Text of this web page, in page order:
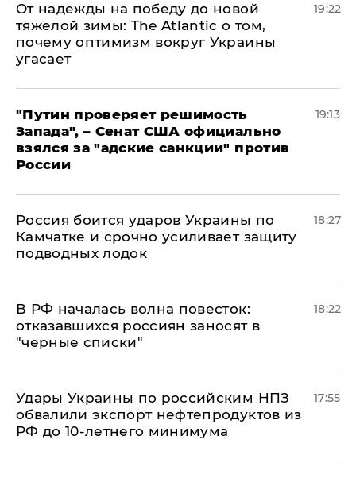
От надежды на победу до новой
тяжелой зимы: The Atlantic о том,
почему оптимизм вокруг Украины
угасает
19:22
"Путин проверяет решимость
Запада", – Сенат США официально
взялся за "адские санкции" против
России
19:13
Россия боится ударов Украины по
Камчатке и срочно усиливает защиту
подводных лодок
18:27
​В РФ началась волна повесток:
отказавшихся россиян заносят в
"черные списки"
18:22
Удары Украины по российским НПЗ
обвалили экспорт нефтепродуктов из
РФ до 10-летнего минимума
17:55